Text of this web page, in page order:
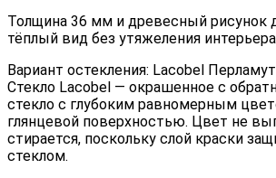
Толщина 36 мм и древесный рисунок
тёплый вид без утяжеления
Вариант остекления: Lacobel
Стекло Lacobel — окрашенное с
стекло с глубоким равномерным
глянцевой поверхностью. Цвет не
стирается, поскольку слой краски
стеклом.